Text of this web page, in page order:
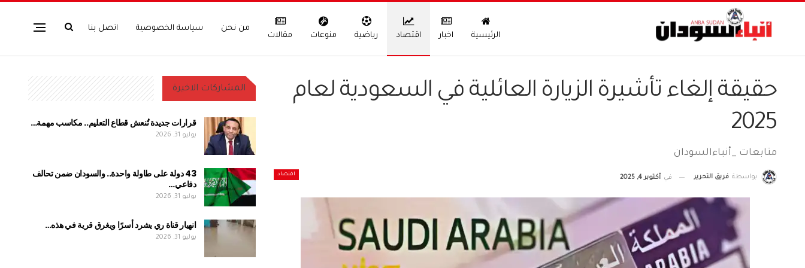
الرئيسية اخبار اقتصاد رياضية منوعات مقالات
من نحن سياسة الخصوصية اتصل بنا
حقيقة إلغاء تأشيرة الزيارة العائلية في السعودية لعام
2025
متابعات _أنباءالسودان
اقتصاد بواسطة فريق التحرير في أكتوبر 4, 2025
المشاركات الاخيرة
قرارات جديدة تُنعش قطاع التعليم.. مكاسب مهمة…
يوليو 31, 2026
43 دولة على طاولة واحدة.. والسودان ضمن تحالف
دفاعي…
يوليو 31, 2026
انهيار قناة ري يشرد أسرًا ويغرق قرية في هذه…
يوليو 31, 2026